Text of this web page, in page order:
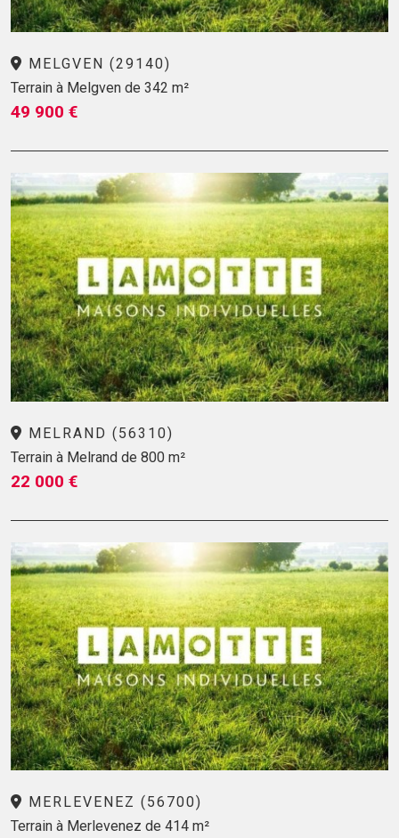
MELGVEN (29140)
Terrain à Melgven de 342 m²
49 900 €
MELRAND (56310)
Terrain à Melrand de 800 m²
22 000 €
MERLEVENEZ (56700)
Terrain à Merlevenez de 414 m²